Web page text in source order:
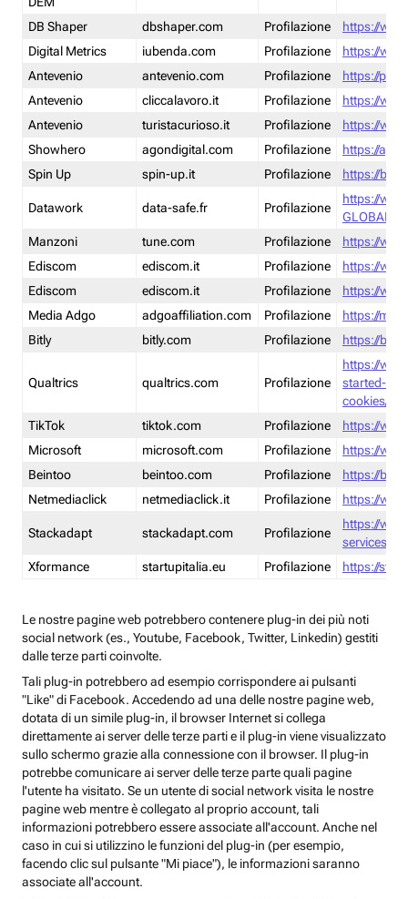
DB Shaper
dbshaper.com Profilazione
https://
Digital Metrics
iubenda.com Profilazione
https://
Antevenio
antevenio.com Profilazione
https://
Antevenio
cliccalavoro.it Profilazione
https://
Antevenio
turistacurioso.it Profilazione
https://
Showhero
agondigital.com Profilazione
https://
Spin Up
spin-up.it Profilazione https://
Datawork data-safe.fr Profilazione
https://
GLOBAL-
Manzoni
tune.com Profilazione
https://
Ediscom
ediscom.it Profilazione
https://
Ediscom
ediscom.it Profilazione
https://
Media Adgo
adgoaffiliation.com Profilazione
https://
Bitly
bitly.com Profilazione https://
Qualtrics qualtrics.com Profilazione
https://
started-
cookies/
TikTok
tiktok.com Profilazione
https://
Microsoft
microsoft.com Profilazione
https://
Beintoo
beintoo.com Profilazione
https://
Netmediaclick
netmediaclick.it Profilazione https://
Stackadapt stackadapt.com Profilazione
https://
services-
Xformance
startupitalia.eu Profilazione https://
Le nostre pagine web potrebbero contenere plug-in dei più noti
social network (es., Youtube, Facebook, Twitter, Linkedin) gestiti
dalle terze parti coinvolte.
Tali plug-in potrebbero ad esempio corrispondere ai pulsanti
"Like" di Facebook. Accedendo ad una delle nostre pagine web,
dotata di un simile plug-in, il browser Internet si collega
direttamente ai server delle terze parti e il plug-in viene visualizzato
sullo schermo grazie alla connessione con il browser. Il plug-in
potrebbe comunicare ai server delle terze parte quali pagine
l'utente ha visitato. Se un utente di social network visita le nostre
pagine web mentre è collegato al proprio account, tali
informazioni potrebbero essere associate all'account. Anche nel
caso in cui si utilizzino le funzioni del plug-in (per esempio,
facendo clic sul pulsante "Mi piace"), le informazioni saranno
associate all'account.